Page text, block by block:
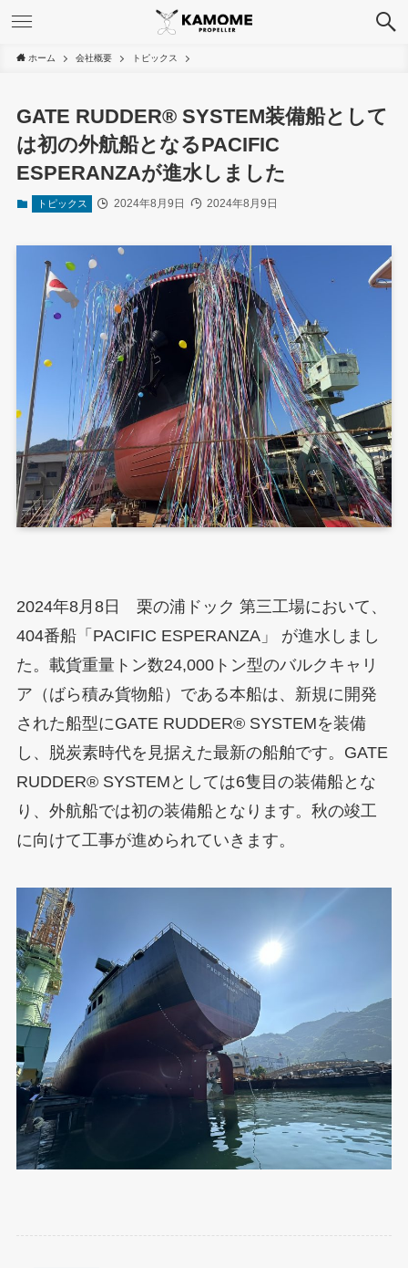
ホーム 会社概要 トピックス
GATE RUDDER® SYSTEM装備船として
は初の外航船となるPACIFIC
ESPERANZAが進水しました
トピックス 2024年8月9日 2024年8月9日
2024年8月8日 栗の浦ドック 第三工場において、
404番船「PACIFIC ESPERANZA」 が進水しまし
た。載貨重量トン数24,000トン型のバルクキャリ
ア（ばら積み貨物船）である本船は、新規に開発
された船型にGATE RUDDER® SYSTEMを装備
し、脱炭素時代を見据えた最新の船舶です。GATE
RUDDER® SYSTEMとしては6隻目の装備船とな
り、外航船では初の装備船となります。秋の竣工
に向けて工事が進められていきます。